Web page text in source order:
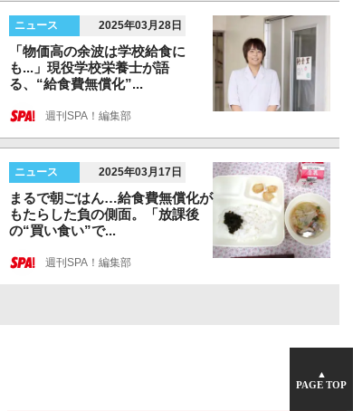
ニュース 2025年03月28日
「物価高の余波は学校給食に
も...」現役学校栄養士が語
る、“給食費無償化”...
週刊SPA！編集部
ニュース 2025年03月17日
まるで朝ごはん…給食費無償化が
もたらした負の側面。「放課後
の“買い食い”で...
週刊SPA！編集部
▲
PAGE TOP